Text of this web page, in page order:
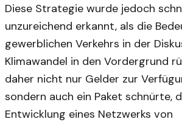
Diese Strategie wurde jedoch
unzureichend erkannt, als die
gewerblichen Verkehrs in der
Klimawandel in den Vordergrund
daher nicht nur Gelder zur
sondern auch ein Paket schnürte,
Entwicklung eines Netzwerks von